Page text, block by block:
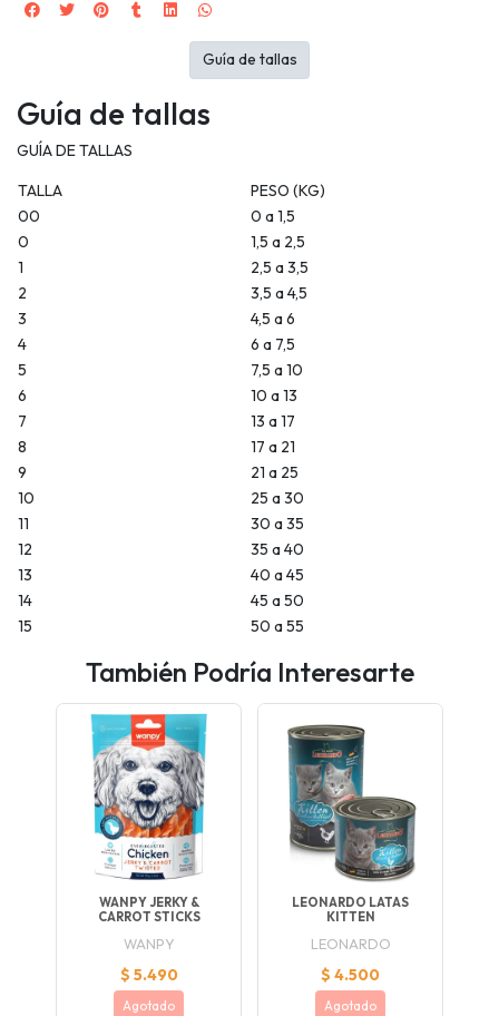
Guía de tallas
GUÍA DE TALLAS
TALLA
PESO (KG)
00
0 a 1,5
0
1,5 a 2,5
1
2,5 a 3,5
2
3,5 a 4,5
3
4,5 a 6
4
6 a 7,5
5
7,5 a 10
6
10 a 13
7
13 a 17
8
17 a 21
9
21 a 25
10
25 a 30
11
30 a 35
12
35 a 40
13
40 a 45
14
45 a 50
15
50 a 55
Guía de tallas
También Podría Interesarte
WANPY JERKY &
CARROT STICKS
WANPY
$ 5.490
Agotado
LEONARDO LATAS
KITTEN
LEONARDO
$ 4.500
Agotado